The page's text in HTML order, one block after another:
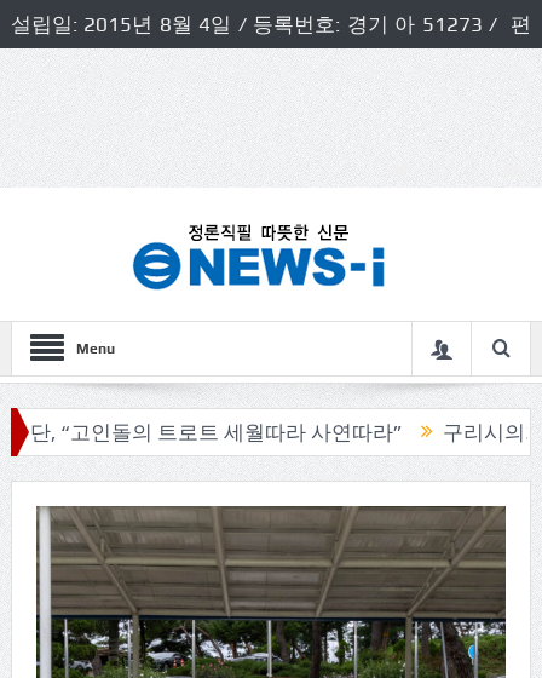
설립일: 2015년 8월 4일 / 등록번호: 경기 아 51273 / 편
집인 및 발행인: 허득천 / 개인정보책임자 및 청소년보호호
책임자: 최상규
Menu
인돌의 트로트 세월따라 사연따라” 구리시의회, 기관